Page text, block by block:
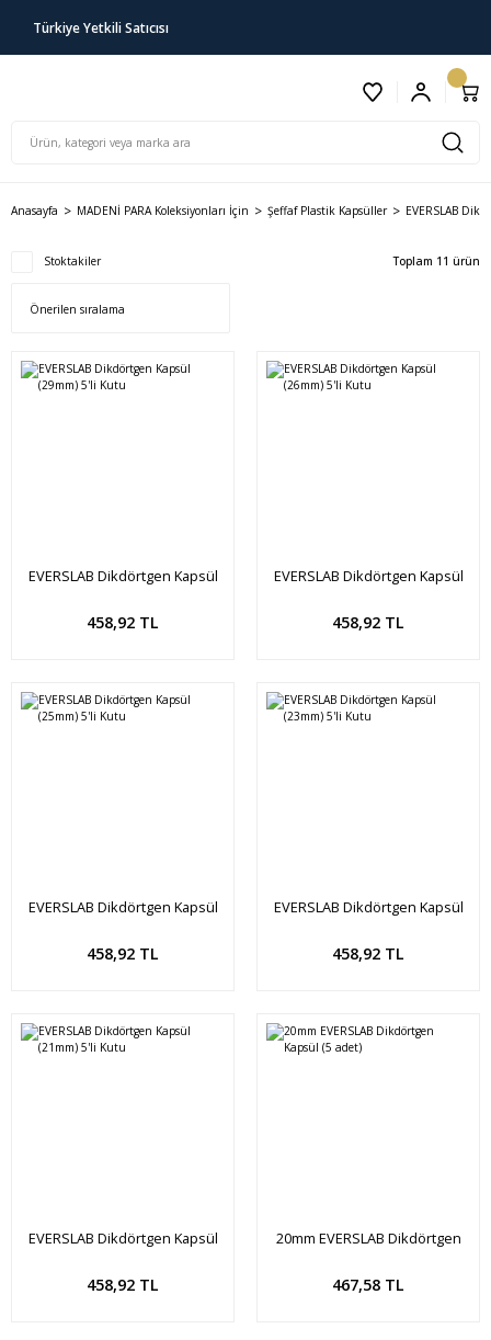
Türkiye Yetkili Satıcısı
Anasayfa MADENİ PARA Koleksiyonları İçin Şeffaf Plastik Kapsüller EVERSLAB
Stoktakiler Toplam 11 ürün
EVERSLAB Dikdörtgen Kapsül
458,92 TL
Sepete Ekle
EVERSLAB Dikdörtgen Kapsül
458,92 TL
Sepete Ekle
EVERSLAB Dikdörtgen Kapsül
458,92 TL
Sepete Ekle
EVERSLAB Dikdörtgen Kapsül
458,92 TL
Sepete Ekle
EVERSLAB Dikdörtgen Kapsül
458,92 TL
Sepete Ekle
20mm EVERSLAB Dikdörtgen
467,58 TL
Sepete Ekle